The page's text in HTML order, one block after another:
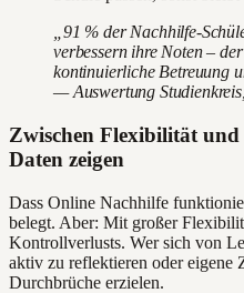
„91 % der Nachhilfe-
verbessern ihre Noten –
kontinuierliche Betreuung
— Auswertung Studienkreis,
Zwischen Flexibilität
Daten zeigen
Dass Online Nachhilfe
belegt. Aber: Mit großer
Kontrollverlusts. Wer sich von
aktiv zu reflektieren oder eigene
Durchbrüche erzielen.